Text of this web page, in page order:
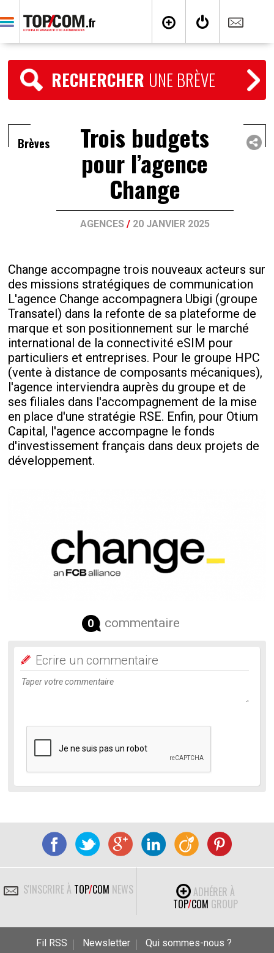
RECHERCHER UNE BRÈVE
Brèves Trois budgets
pour l’agence
Change
AGENCES / 20 JANVIER 2025
Change accompagne trois nouveaux acteurs sur
des missions stratégiques de communication
L'agence Change accompagnera Ubigi (groupe
Transatel) dans la refonte de sa plateforme de
marque et son positionnement sur le marché
international de la connectivité eSIM pour
particuliers et entreprises. Pour le groupe HPC
(vente à distance de composants mécaniques),
l'agence interviendra auprès du groupe et de
ses filiales dans l'accompagnement de la mise
en place d'une stratégie RSE. Enfin, pour Otium
Capital, l'agence accompagne le fonds
d'investissement français dans deux projets de
développement.
0 commentaire
Ecrire un commentaire
S'INSCRIRE À TOP/COM NEWS
ADHÉRER À
TOP/COM GROUP
Fil RSS Newsletter
Qui sommes-nous ?